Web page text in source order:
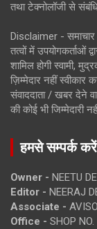
तथा टेक्नोलॉजी से
Disclaimer -
तत्वों में उपयोगकर्ताओं
शामिल होगी स्वामी,
ज़िम्मेदार नहीं स्वीकार
संवाददाता / खबर देने
की कोई भी जिम्मेदारी
हमसे सम्पर्क करें
Owner - NEETU
Editor - NEERAJ
Associate -
Office - SHOP